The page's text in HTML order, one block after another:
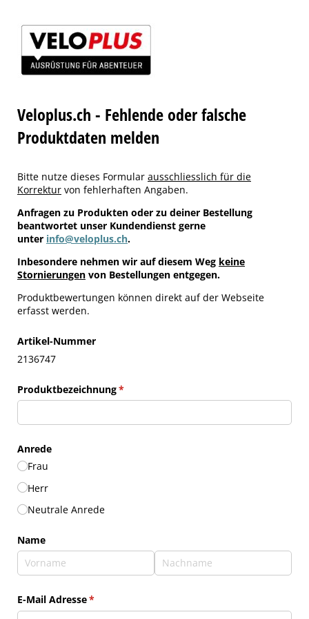
Veloplus.ch - Fehlende oder falsche
Produktdaten melden
Bitte nutze dieses Formular ausschliesslich für die
Korrektur von fehlerhaften Angaben.
Anfragen zu Produkten oder zu deiner Bestellung
beantwortet unser Kundendienst gerne
unter info@veloplus.ch.
Inbesondere nehmen wir auf diesem Weg keine
Stornierungen von Bestellungen entgegen.
Produktbewertungen können direkt auf der Webseite
erfasst werden.
Artikel-Nummer
2136747
Produktbezeichnung*
(erforderlich)
Anrede
Frau
Herr
Neutrale Anrede
Name
E-Mail Adresse*
(erforderlich)